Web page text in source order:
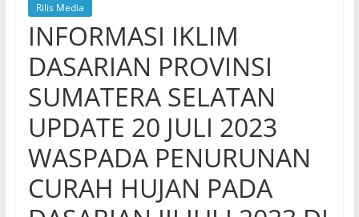
Koordinator
BMKG
Sumatera
Selatan
Rilis Media
INFORMASI IKLIM
DASARIAN PROVINSI
SUMATERA SELATAN
UPDATE 20 JULI 2023
WASPADA PENURUNAN
CURAH HUJAN PADA